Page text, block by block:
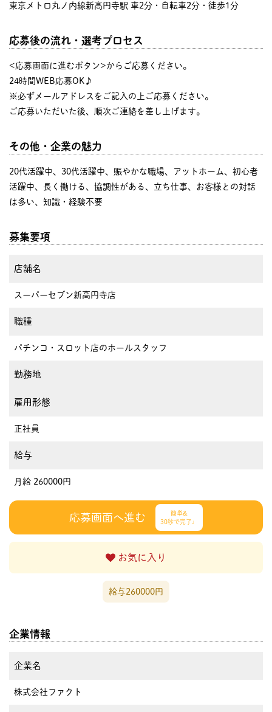
東京メトロ丸ノ内線新高円寺駅 車2分・自転車2分・徒歩1分
応募後の流れ・選考プロセス
<応募画面に進むボタン>からご応募ください。
24時間WEB応募OK♪
※必ずメールアドレスをご記入の上ご応募ください。
ご応募いただいた後、順次ご連絡を差し上げます。
その他・企業の魅力
20代活躍中、30代活躍中、賑やかな職場、アットホーム、初心者
活躍中、長く働ける、協調性がある、立ち仕事、お客様との対話
は多い、知識・経験不要
募集要項
店舗名
スーパーセブン新高円寺店
職種
パチンコ・スロット店のホールスタッフ
勤務地
雇用形態
正社員
給与
月給 260000円
応募画面へ進む
簡単&
30秒で完了♩
お気に入り
給与260000円
企業情報
企業名
株式会社ファクト